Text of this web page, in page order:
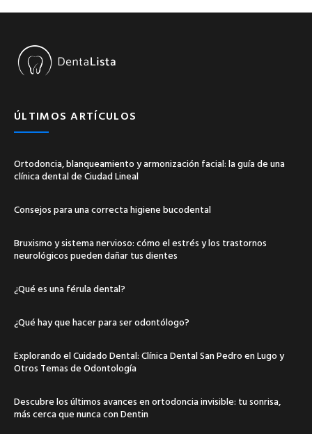
ÚLTIMOS ARTÍCULOS
Ortodoncia, blanqueamiento y armonización facial: la guía de una
clínica dental de Ciudad Lineal
Consejos para una correcta higiene bucodental
Bruxismo y sistema nervioso: cómo el estrés y los trastornos
neurológicos pueden dañar tus dientes
¿Qué es una férula dental?
¿Qué hay que hacer para ser odontólogo?
Explorando el Cuidado Dental: Clínica Dental San Pedro en Lugo y
Otros Temas de Odontología
Descubre los últimos avances en ortodoncia invisible: tu sonrisa,
más cerca que nunca con Dentin